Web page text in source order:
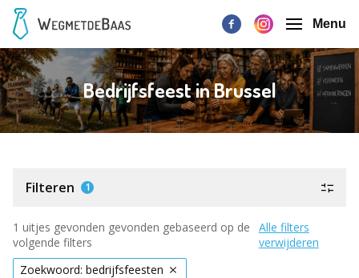
Menu
Bedrijfsfeest in Brussel
Filteren 1
1 uitjes gevonden gevonden gebaseerd op de
volgende filters
Alle filters
verwijderen
Zoekwoord: bedrijfsfeesten